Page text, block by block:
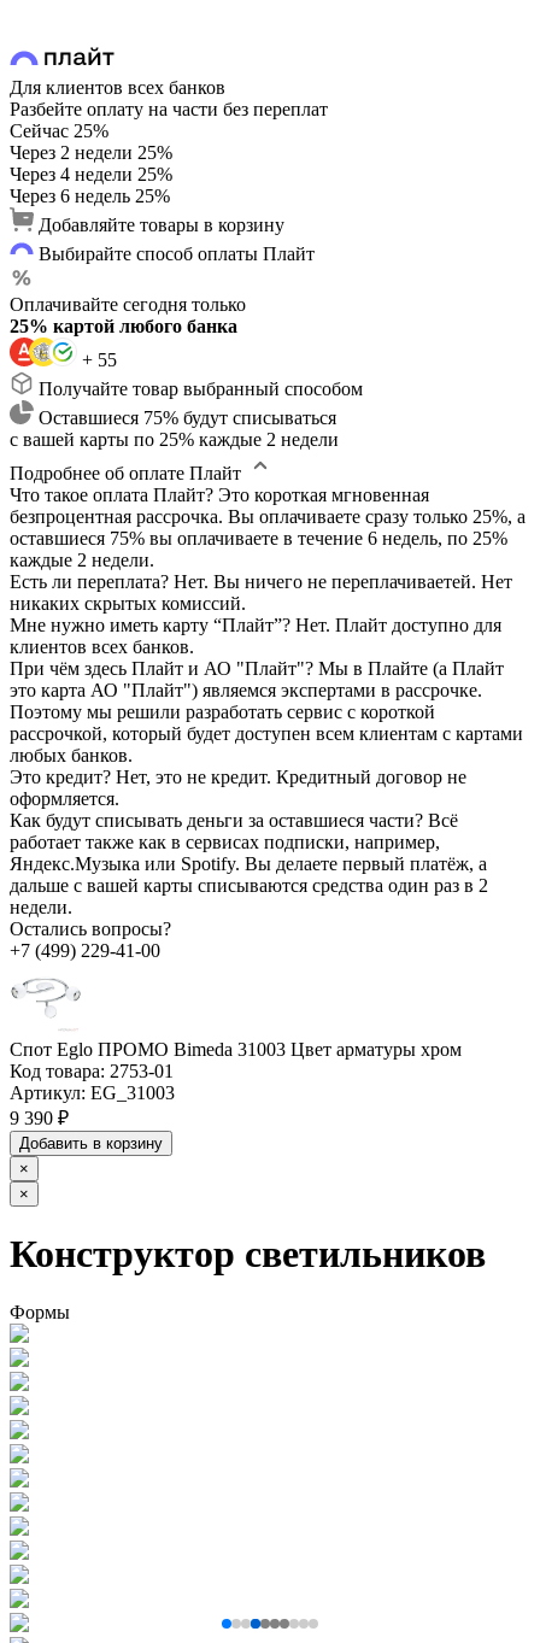
Для клиентов всех банков
Разбейте оплату на части без переплат
Сейчас 25%
Через 2 недели 25%
Через 4 недели 25%
Через 6 недель 25%
Добавляйте товары в корзину
Выбирайте способ оплаты Плайт
Оплачивайте сегодня только
25% картой любого банка
+ 55
Получайте товар выбранный способом
Оставшиеся 75% будут списываться
с вашей карты по 25% каждые 2 недели
Подробнее об оплате Плайт
Что такое оплата Плайт? Это короткая мгновенная
безпроцентная рассрочка. Вы оплачиваете сразу только 25%, а
оставшиеся 75% вы оплачиваете в течение 6 недель, по 25%
каждые 2 недели.
Есть ли переплата? Нет. Вы ничего не переплачиваетей. Нет
никаких скрытых комиссий.
Мне нужно иметь карту “Плайт”? Нет. Плайт доступно для
клиентов всех банков.
При чём здесь Плайт и АО "Плайт"? Мы в Плайте (а Плайт
это карта АО "Плайт") являемся экспертами в рассрочке.
Поэтому мы решили разработать сервис с короткой
рассрочкой, который будет доступен всем клиентам с картами
любых банков.
Это кредит? Нет, это не кредит. Кредитный договор не
оформляется.
Как будут списывать деньги за оставшиеся части? Всё
работает также как в сервисах подписки, например,
Яндекс.Музыка или Spotify. Вы делаете первый платёж, а
дальше с вашей карты списываются средства один раз в 2
недели.
Остались вопросы?
+7 (499) 229-41-00
Спот Eglo ПРОМО Bimeda 31003 Цвет арматуры хром
Код товара: 2753-01
Артикул: EG_31003
9 390 ₽
Добавить в корзину
×
×
Конструктор светильников
Формы